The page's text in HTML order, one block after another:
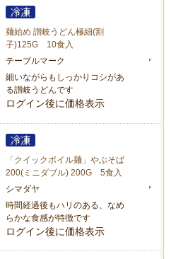
麺始め 讃岐うどん極細(割
子)125G 10食入
テーブルマーク
細いながらもしっかりコシがあ
る讃岐うどんです
ログイン後に価格表示
「クイックボイル麺」やぶそば
200(ミニダブル) 200G 5食入
シマダヤ
時間経過後もハリのある、なめ
らかな食感が特徴です
ログイン後に価格表示